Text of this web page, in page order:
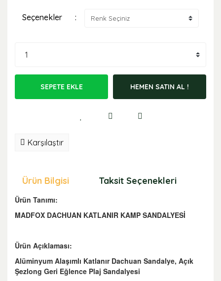
Seçenekler
SEPETE EKLE HEMEN SATIN AL !
Karşılaştır
Ürün Bilgisi Taksit Seçenekleri
Ürün Tanımı:
MADFOX DACHUAN KATLANIR KAMP SANDALYESİ
Ürün Açıklaması:
Alüminyum Alaşımlı Katlanır Dachuan Sandalye, Açık
Şezlong Geri Eğlence Plaj Sandalyesi